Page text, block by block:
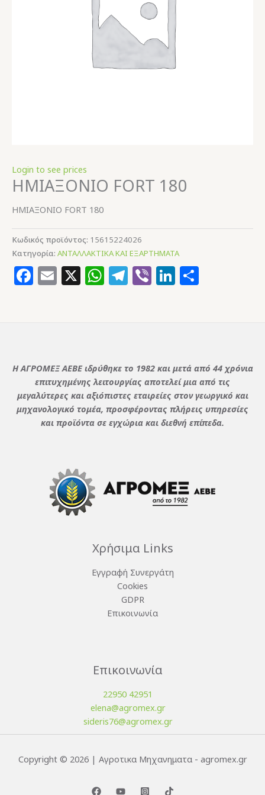
Login to see prices
ΗΜΙΑΞΟΝΙΟ FORT 180
ΗΜΙΑΞΟΝΙΟ FORT 180
Κωδικός προϊόντος: 15615224026
Κατηγορία: ΑΝΤΑΛΛΑΚΤΙΚΑ ΚΑΙ ΕΞΑΡΤΗΜΑΤΑ
Facebook
Email
X WhatsApp
Telegram
ViberLinkedIn
Η ΑΓΡΟΜΕΞ ΑΕΒΕ ιδρύθηκε το 1982 και μετά από 44 χρόνια
επιτυχημένης λειτουργίας αποτελεί μια από τις
μεγαλύτερες και αξιόπιστες εταιρείες στον γεωργικό και
μηχανολογικό τομέα, προσφέροντας πλήρεις υπηρεσίες
και προϊόντα σε εγχώρια και διεθνή επίπεδα.
Χρήσιμα Links
Εγγραφή Συνεργάτη
Cookies
GDPR
Επικοινωνία
Επικοινωνία
22950 42951
elena@agromex.gr
sideris76@agromex.gr
Copyright © 2026 | Αγροτικα Μηχανηματα - agromex.gr